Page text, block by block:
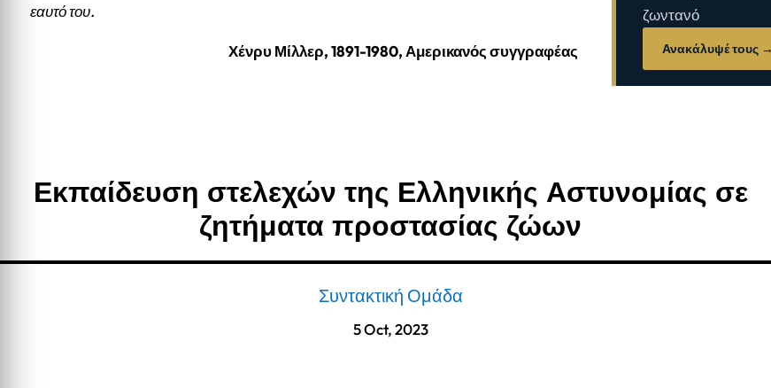
εαυτό του.
Χένρυ Μίλλερ, 1891-1980, Αμερικανός συγγραφέας
ζωντανό
Ανακάλυψέ τους →
Εκπαίδευση στελεχών της Ελληνικής Αστυνομίας σε
ζητήματα προστασίας ζώων
Συντακτική Ομάδα
5 Oct, 2023